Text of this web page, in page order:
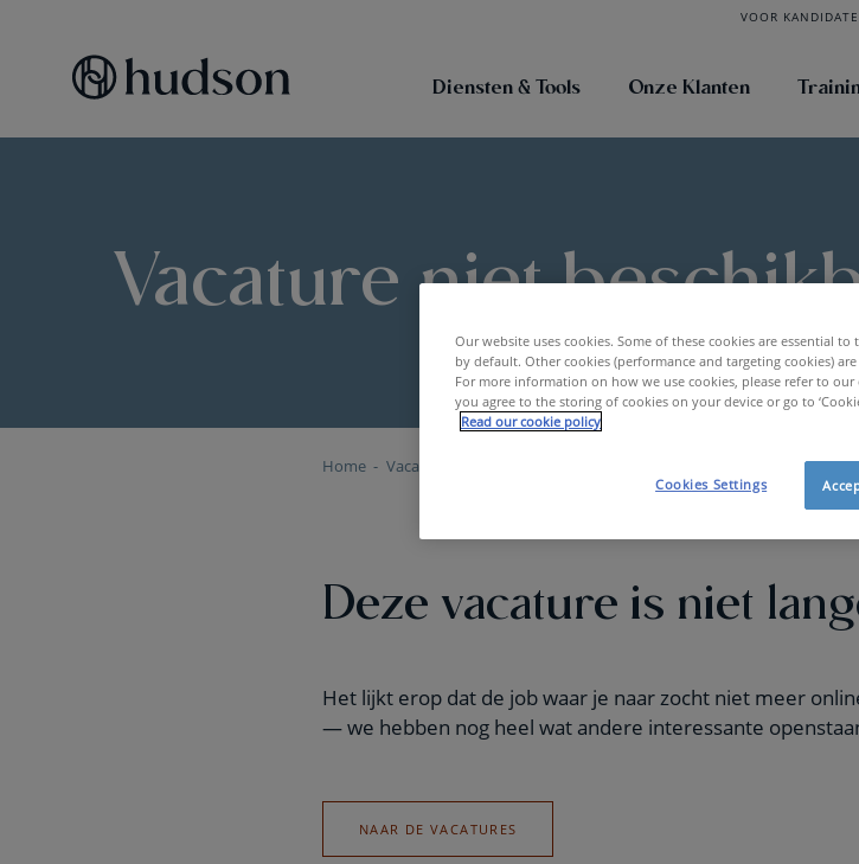
VOOR
Diensten & Tools Onze Klanten
Vacature niet
Home Vacature niet beschikbaar
Deze vacature is niet
Het lijkt erop dat de job waar je naar zocht niet meer
— we hebben nog heel wat andere interessante
NAAR DE VACATURES
Our website uses cookies. Some of these cookies are essential
by default. Other cookies (performance and targeting cookies)
For more information on how we use cookies, please refer to our
you agree to the storing of cookies on your device or go to
Read our cookie policy
Cookies Settings